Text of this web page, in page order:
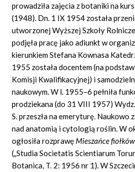
prowadziła zajęcia z botaniki na
(1948). Dn. 1 IX 1954 została
utworzonej Wyższej Szkoły
podjęła pracę jako adiunkt w
kierunkiem Stefana Kownasa
1955 została docentem (na
Komisji Kwalifikacyjnej) i
naukowym. W l. 1955–6 pełniła
prodziekana (do 31 VIII 1957)
S. przeszła na emeryturę. Naukowo
nad anatomią i cytologią roślin. W
ogłosiła rozprawę Mieszańce fiołków
(„Studia Societatis Scientiarum
Botanica, T. 2: 1956 nr 1). W